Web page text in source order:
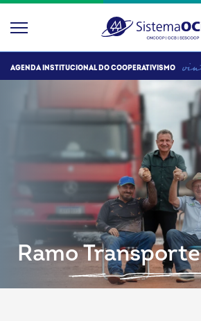
AGENDA INSTITUCIONAL DO COOPERATIVISMO
Ramo Transporte